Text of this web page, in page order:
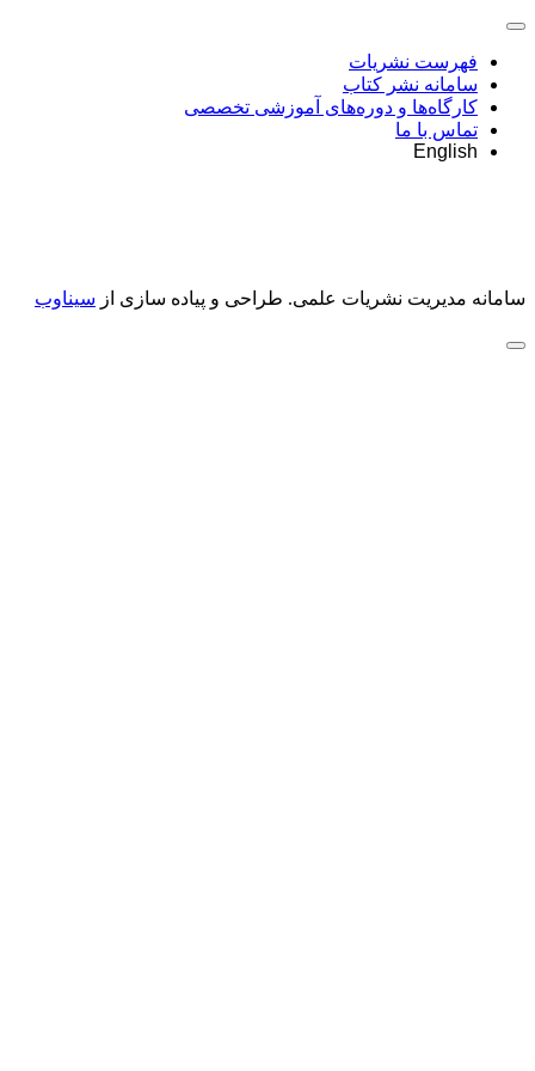
فهرست نشریات
سامانه نشر کتاب
کارگاه‌ها و دوره‌های آموزشی تخصصی
تماس با ما
English
سامانه مدیریت نشریات علمی. طراحی و پیاده سازی از سیناوب